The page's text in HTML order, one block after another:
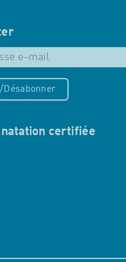
Désabonner
natation certifiée